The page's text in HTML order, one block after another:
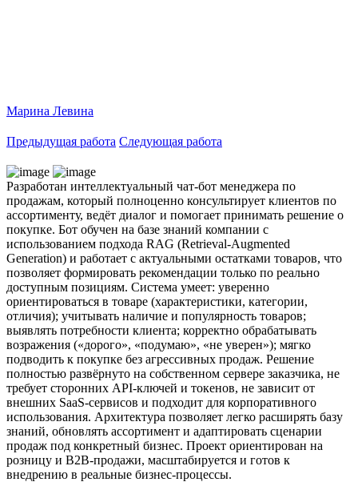
Марина Левина
Предыдущая работа Следующая работа
Разработан интеллектуальный чат-бот менеджера по
продажам, который полноценно консультирует клиентов по
ассортименту, ведёт диалог и помогает принимать решение о
покупке. Бот обучен на базе знаний компании с
использованием подхода RAG (Retrieval-Augmented
Generation) и работает с актуальными остатками товаров, что
позволяет формировать рекомендации только по реально
доступным позициям. Система умеет: уверенно
ориентироваться в товаре (характеристики, категории,
отличия); учитывать наличие и популярность товаров;
выявлять потребности клиента; корректно обрабатывать
возражения («дорого», «подумаю», «не уверен»); мягко
подводить к покупке без агрессивных продаж. Решение
полностью развёрнуто на собственном сервере заказчика, не
требует сторонних API-ключей и токенов, не зависит от
внешних SaaS-сервисов и подходит для корпоративного
использования. Архитектура позволяет легко расширять базу
знаний, обновлять ассортимент и адаптировать сценарии
продаж под конкретный бизнес. Проект ориентирован на
розницу и B2B-продажи, масштабируется и готов к
внедрению в реальные бизнес-процессы.